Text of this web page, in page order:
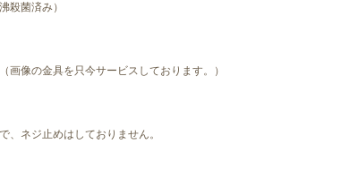
殺菌済み）
像の金具を只今サービスしております。）
、ネジ止めはしておりません。